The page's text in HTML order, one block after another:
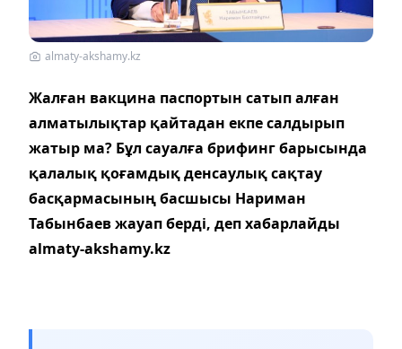
almaty-akshamy.kz
Жалған вакцина паспортын сатып алған
алматылықтар қайтадан екпе салдырып
жатыр ма? Бұл сауалға брифинг барысында
қалалық қоғамдық денсаулық сақтау
басқармасының басшысы Нариман
Табынбаев жауап берді, деп хабарлайды
almaty-akshamy.kz